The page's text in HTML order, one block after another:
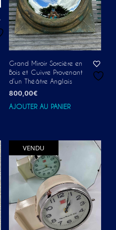
Grand Miroir Sorcière en
Bois et Cuivre Provenant
d’un Théâtre Anglais
800,00€
AJOUTER AU PANIER
VENDU